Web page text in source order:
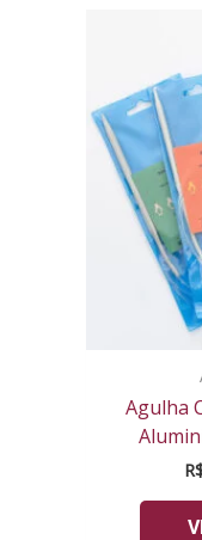
Agulha